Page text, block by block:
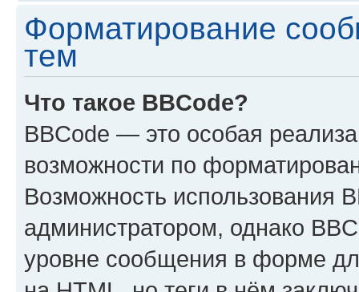
Форматирование
тем
Что такое BBCode?
BBCode — это особая
возможности по
Возможность использования
администратором, однако
уровне сообщения в форме